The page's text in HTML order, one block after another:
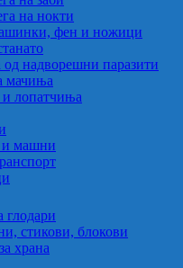
на нокти
фен и ножици
од надворешни паразити
мачиња
и лопатчиња
машни
глодари
стикови, блокови
храна